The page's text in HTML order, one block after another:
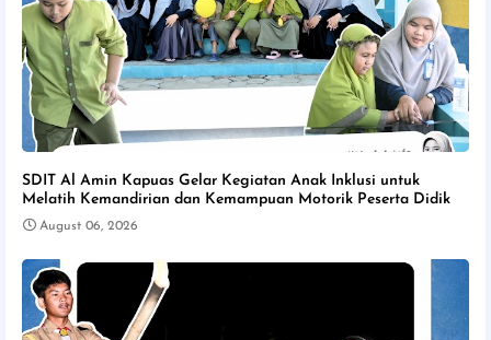
SDIT Al Amin Kapuas Gelar Kegiatan Anak Inklusi untuk
Melatih Kemandirian dan Kemampuan Motorik Peserta Didik
August 06, 2026